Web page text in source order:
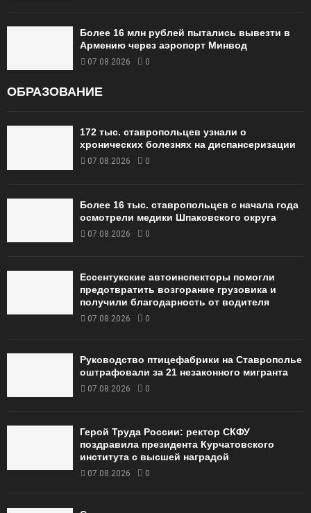
Более 16 млн рублей пытались вывезти в
Армению через аэропорт Минвод
07.08.2026 0
ОБРАЗОВАНИЕ
172 тыс. ставропольцев узнали о
хронических болезнях на диспансеризации
07.08.2026 0
Более 16 тыс. ставропольцев с начала года
осмотрели медики Шпаковского округа
07.08.2026 0
Ессентукские автоинспекторы помогли
предотвратить возгорание грузовика и
получили благодарность от водителя
07.08.2026 0
Руководство птицефабрики на Ставрополье
оштрафовали за 21 незаконного мигранта
07.08.2026 0
Герой Труда России: ректор СКФУ
поздравила президента Курчатовского
института с высшей наградой
07.08.2026 0